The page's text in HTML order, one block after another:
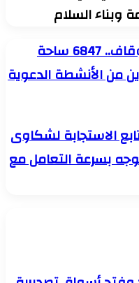
وبناء السلام
حصاد أسبوعي حافل لوزارة الأوقاف.. 6847 ساحة
من الأنشطة الدعوية
الاستجابة لشكاوى
بسرعة التعامل مع